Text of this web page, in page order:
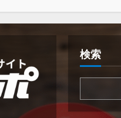
検索